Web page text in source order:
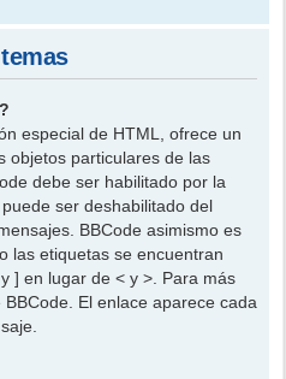
especial de HTML, ofrece un
objetos particulares de las
debe ser habilitado por la
ser deshabilitado del
BBCode asimismo es
las etiquetas se encuentran
] en lugar de < y >. Para más
El enlace aparece cada